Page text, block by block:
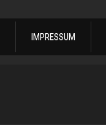
IMPRESSUM